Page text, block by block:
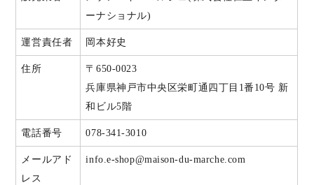
ーナショナル)
運営責任者 岡本好史
住所
〒650-0023
兵庫県神戸市中央区栄町通四丁目1番10号 新
和ビル5階
電話番号 078-341-3010
メールアド
レス
info.e-shop@maison-du-marche.com